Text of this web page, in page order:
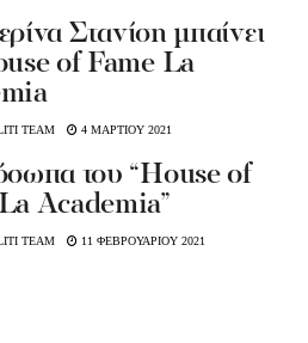
Στανίση μπαίνει
of Fame La
TEAM 4 ΜΑΡΤΙΟΥ 2021
του “House of
Academia”
TEAM 11 ΦΕΒΡΟΥΑΡΙΟΥ 2021